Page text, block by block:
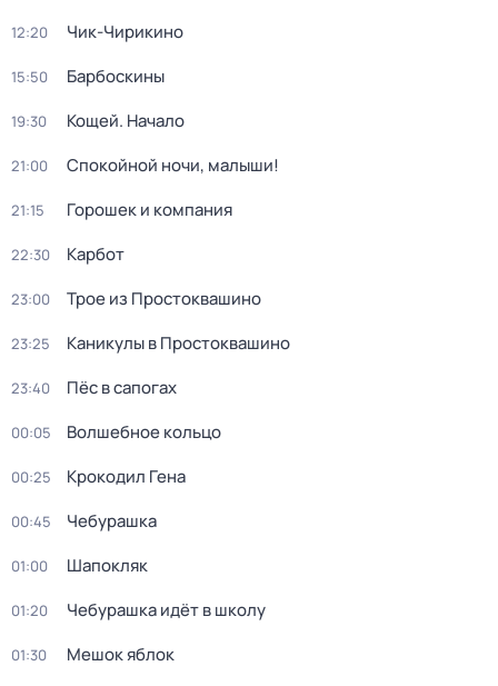
12:20 Чик-Чирикино
15:50 Барбоскины
19:30 Кощей. Начало
21:00 Спокойной ночи, малыши!
21:15 Горошек и компания
22:30 Карбот
23:00 Трое из Простоквашино
23:25 Каникулы в Простоквашино
23:40 Пёс в сапогах
00:05 Волшебное кольцо
00:25 Крокодил Гена
00:45 Чебурашка
01:00 Шапокляк
01:20 Чебурашка идёт в школу
01:30 Мешок яблок